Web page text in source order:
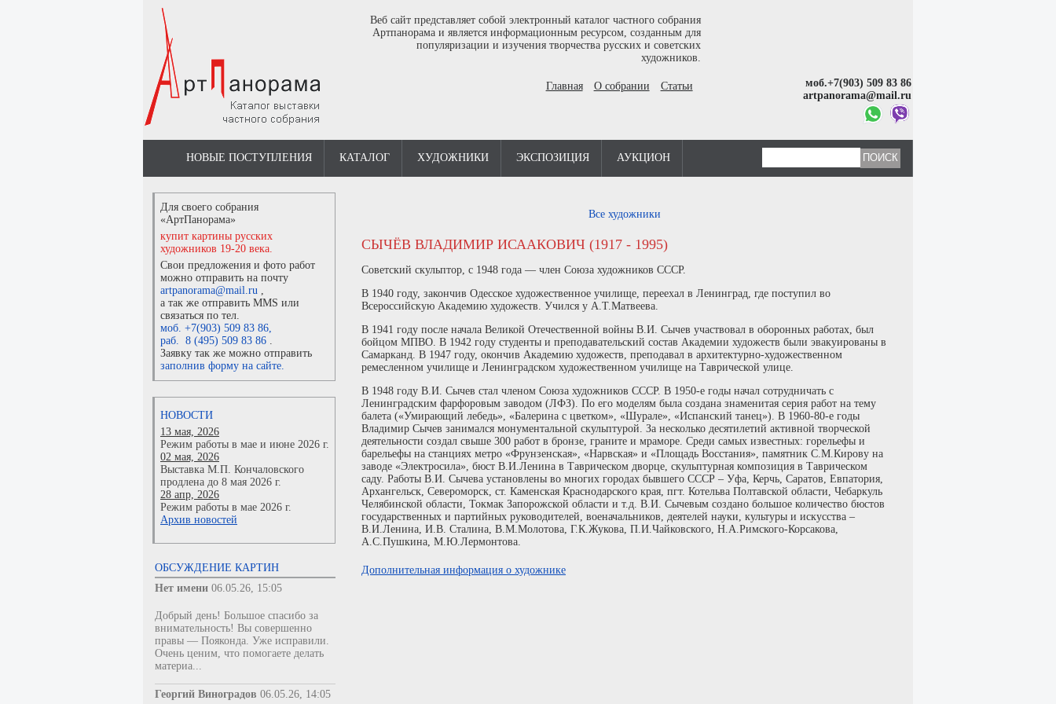
Веб сайт представляет собой электронный каталог частного собрания
Артпанорама и является информационным ресурсом, созданным для
популяризации и изучения творчества русских и советских
художников.
Главная О собрании Статьи
моб.+7(903) 509 83 86
artpanorama@mail.ru
НОВЫЕ ПОСТУПЛЕНИЯ КАТАЛОГ ХУДОЖНИКИ ЭКСПОЗИЦИЯ АУКЦИОН
Для своего собрания
«АртПанорама»
купит картины русских
художников 19-20 века.
Свои предложения и фото работ
можно отправить на почту
artpanorama@mail.ru ,
а так же отправить MMS или
связаться по тел.
моб. +7(903) 509 83 86,
раб. 8 (495) 509 83 86 .
Заявку так же можно отправить
заполнив форму на сайте.
НОВОСТИ
13 мая, 2026
Режим работы в мае и июне 2026 г.
02 мая, 2026
Выставка М.П. Кончаловского
продлена до 8 мая 2026 г.
28 апр, 2026
Режим работы в мае 2026 г.
Архив новостей
ОБСУЖДЕНИЕ КАРТИН
Нет имени 06.05.26, 15:05
Добрый день! Большое спасибо за
внимательность! Вы совершенно
правы — Пояконда. Уже исправили.
Очень ценим, что помогаете делать
материа...
Георгий Виноградов 06.05.26, 14:05
Все художники
СЫЧЁВ ВЛАДИМИР ИСААКОВИЧ (1917 - 1995)
Советский скульптор, с 1948 года — член Союза художников СССР.
В 1940 году, закончив Одесское художественное училище, переехал в Ленинград, где поступил во
Всероссийскую Академию художеств. Учился у А.Т.Матвеева.
В 1941 году после начала Великой Отечественной войны В.И. Сычев участвовал в оборонных работах, был
бойцом МПВО. В 1942 году студенты и преподавательский состав Академии художеств были эвакуированы в
Самарканд. В 1947 году, окончив Академию художеств, преподавал в архитектурно-художественном
ремесленном училище и Ленинградском художественном училище на Таврической улице.
В 1948 году В.И. Сычев стал членом Союза художников СССР. В 1950-е годы начал сотрудничать с
Ленинградским фарфоровым заводом (ЛФЗ). По его моделям была создана знаменитая серия работ на тему
балета («Умирающий лебедь», «Балерина с цветком», «Шурале», «Испанский танец»). В 1960-80-е годы
Владимир Сычев занимался монументальной скульптурой. За несколько десятилетий активной творческой
деятельности создал свыше 300 работ в бронзе, граните и мраморе. Среди самых известных: горельефы и
барельефы на станциях метро «Фрунзенская», «Нарвская» и «Площадь Восстания», памятник С.М.Кирову на
заводе «Электросила», бюст В.И.Ленина в Таврическом дворце, скульптурная композиция в Таврическом
саду. Работы В.И. Сычева установлены во многих городах бывшего СССР – Уфа, Керчь, Саратов, Евпатория,
Архангельск, Североморск, ст. Каменская Краснодарского края, пгт. Котельва Полтавской области, Чебаркуль
Челябинской области, Токмак Запорожской области и т.д. В.И. Сычевым создано большое количество бюстов
государственных и партийных руководителей, военачальников, деятелей науки, культуры и искусства –
В.И.Ленина, И.В. Сталина, В.М.Молотова, Г.К.Жукова, П.И.Чайковского, Н.А.Римского-Корсакова,
А.С.Пушкина, М.Ю.Лермонтова.
Дополнительная информация о художнике